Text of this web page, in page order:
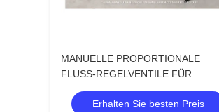
MANUELLE PROPORTIONALE
FLUSS-REGELVENTILE FÜR
HYDRAULISCHEN REGELVENTIL-
BLOCK DER SCHIFFS-CSBF-H-G20
Erhalten Sie besten Preis